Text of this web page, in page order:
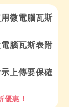
微電腦瓦斯
腦瓦斯表附
上傳要保確
優惠！